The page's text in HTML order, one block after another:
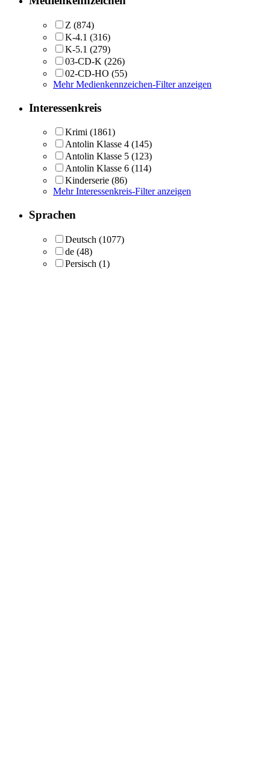
Z (874)
K-4.1 (316)
K-5.1 (279)
03-CD-K (226)
02-CD-HO (55)
Mehr Medienkennzeichen-Filter anzeigen
Interessenkreis
Krimi (1861)
Antolin Klasse 4 (145)
Antolin Klasse 5 (123)
Antolin Klasse 6 (114)
Kinderserie (86)
Mehr Interessenkreis-Filter anzeigen
Sprachen
Deutsch (1077)
de (48)
Persisch (1)